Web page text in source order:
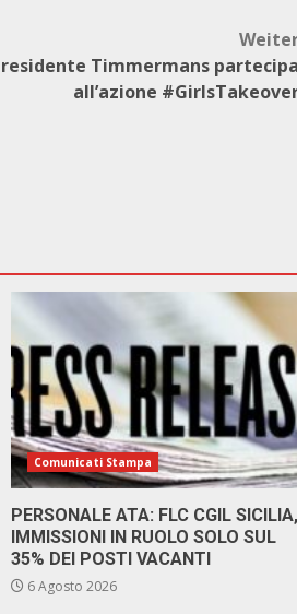
Timmermans
all’azione
Comunicati Stampa
PERSONALE ATA: FLC CGIL SICILIA,
IMMISSIONI IN RUOLO SOLO SUL
35% DEI POSTI VACANTI
6 Agosto 2026